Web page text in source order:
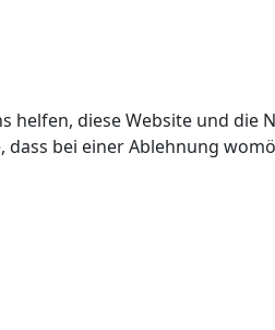
helfen, diese Website und die
dass bei einer Ablehnung